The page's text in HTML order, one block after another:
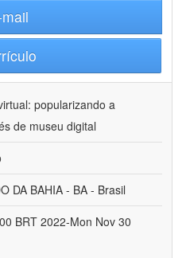
popularizando a
de museu digital
DA BAHIA - BA - Brasil
BRT 2022-Mon Nov 30